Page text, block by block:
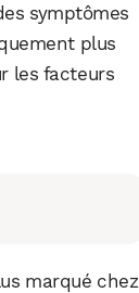
symptômes
plus
les facteurs
marqué chez